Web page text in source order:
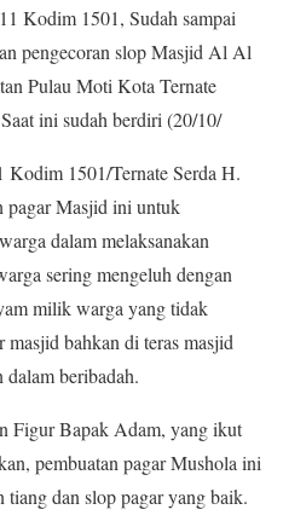
Kodim 1501, Sudah sampai
pengecoran slop Masjid Al Al
Pulau Moti Kota Ternate
ini sudah berdiri (20/10/
1501/Ternate Serda H.
pagar Masjid ini untuk
dalam melaksanakan
sering mengeluh dengan
milik warga yang tidak
bahkan di teras masjid
beribadah.
Figur Bapak Adam, yang ikut
pembuatan pagar Mushola ini
tiang dan slop pagar yang baik.